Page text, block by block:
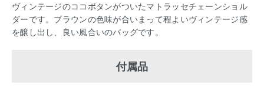
ヴィンテージのココボタンがついたマトラッセチェーンショル
ダーです。ブラウンの色味が合いまって程よいヴィンテージ感
を醸し出し、良い風合いのバッグです。
付属品